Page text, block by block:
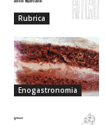
Rubrica
Enogastronomia